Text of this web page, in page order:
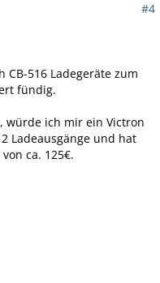
#4
516 Ladegeräte zum
fündig.
würde ich mir ein Victron
Ladeausgänge und hat
ca. 125€.